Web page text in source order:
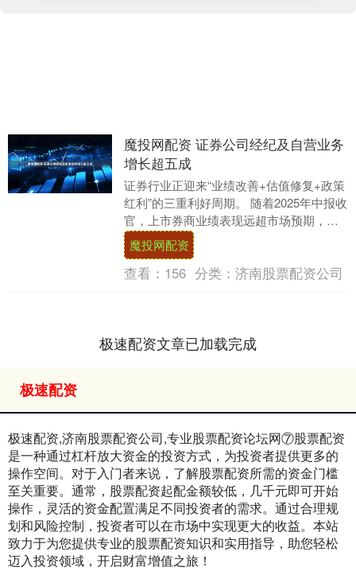
魔投网配资 证券公司经纪及自营业务
增长超五成
证券行业正迎来“业绩改善+估值修复+政策
红利”的三重利好周期。 随着2025年中报收
官，上市券商业绩表现远超市场预期，营
业收入与归母净利润均实现两位数增长。
W....
魔投网配资
查看： 156 分类： 济南股票配资公司
极速配资文章已加载完成
极速配资
极速配资,济南股票配资公司,专业股票配资论坛网⑦股票配资
是一种通过杠杆放大资金的投资方式，为投资者提供更多的
操作空间。对于入门者来说，了解股票配资所需的资金门槛
至关重要。通常，股票配资起配金额较低，几千元即可开始
操作，灵活的资金配置满足不同投资者的需求。通过合理规
划和风险控制，投资者可以在市场中实现更大的收益。本站
致力于为您提供专业的股票配资知识和实用指导，助您轻松
迈入投资领域，开启财富增值之旅！